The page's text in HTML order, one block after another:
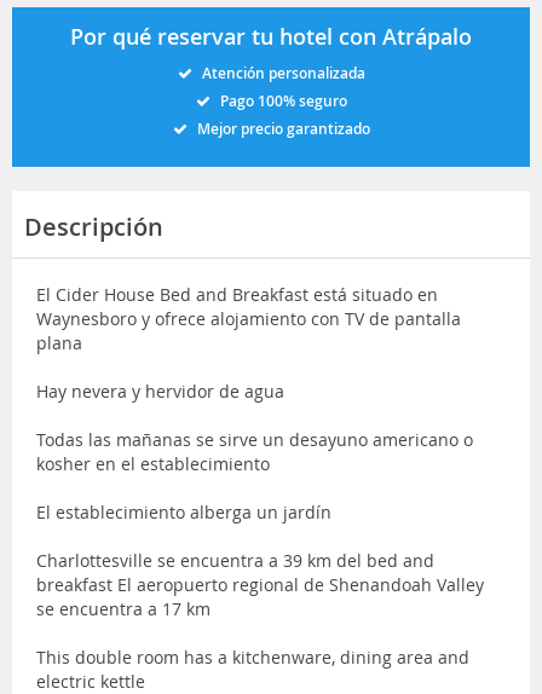
Por qué reservar tu hotel con Atrápalo
Atención personalizada
Pago 100% seguro
Mejor precio garantizado
Descripción
El Cider House Bed and Breakfast está situado en
Waynesboro y ofrece alojamiento con TV de pantalla
plana
Hay nevera y hervidor de agua
Todas las mañanas se sirve un desayuno americano o
kosher en el establecimiento
El establecimiento alberga un jardín
Charlottesville se encuentra a 39 km del bed and
breakfast El aeropuerto regional de Shenandoah Valley
se encuentra a 17 km
This double room has a kitchenware, dining area and
electric kettle